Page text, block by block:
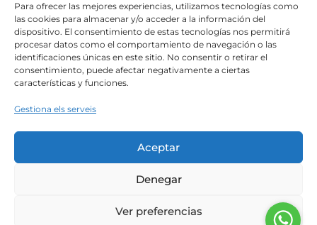
Para ofrecer las mejores experiencias, utilizamos tecnologías como
las cookies para almacenar y/o acceder a la información del
dispositivo. El consentimiento de estas tecnologías nos permitirá
procesar datos como el comportamiento de navegación o las
identificaciones únicas en este sitio. No consentir o retirar el
consentimiento, puede afectar negativamente a ciertas
características y funciones.
Gestiona els serveis
Aceptar
Denegar
Ver preferencias
Dues estratègies oposades, una mateixa
pregunta: quina és la millor manera
d&#8217;organitzar els nostres...